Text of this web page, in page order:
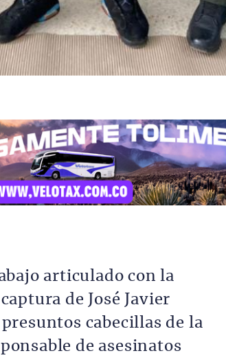
articulado con la
de José Javier
cabecillas de la
de asesinatos